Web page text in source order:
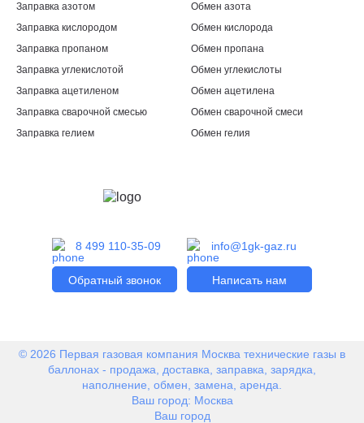
8 499 110-35-09
Обратный звонок
info@1gk-gaz.ru
Написать нам
Заправка азотом
Заправка кислородом
Заправка пропаном
Заправка углекислотой
Заправка ацетиленом
Заправка сварочной смесью
Заправка гелием
Обмен азота
Обмен кислорода
Обмен пропана
Обмен углекислоты
Обмен ацетилена
Обмен сварочной смеси
Обмен гелия
© 2026 Первая газовая компания Москва технические газы в
баллонах - продажа, доставка, заправка, зарядка,
наполнение, обмен, замена, аренда.
Ваш город: Москва
Ваш город